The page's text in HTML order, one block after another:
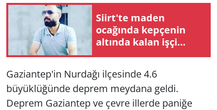
Siirt'te maden
ocağında kepçenin
altında kalan işçi
hayatını kaybetti
Gaziantep'in Nurdağı ilçesinde 4.6
büyüklüğünde deprem meydana geldi.
Deprem Gaziantep ve çevre illerde paniğe